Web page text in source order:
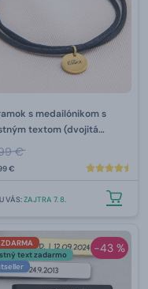
s medailónikom s
textom (dvojitá
€
€
U VÁS:ZAJTRA 7. 8.
-43 %
ZDARMA
text zadarmo